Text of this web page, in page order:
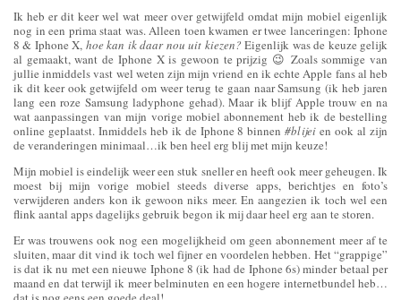
Ik heb er dit keer wel wat meer over getwijfeld omdat mijn mobiel eigenlijk
nog in een prima staat was. Alleen toen kwamen er twee lanceringen: Iphone
8 & Iphone X, hoe kan ik daar nou uit kiezen? Eigenlijk was de keuze gelijk
al gemaakt, want de Iphone X is gewoon te prijzig 😉 Zoals sommige van
jullie inmiddels vast wel weten zijn mijn vriend en ik echte Apple fans al heb
ik dit keer ook getwijfeld om weer terug te gaan naar Samsung (ik heb jaren
lang een roze Samsung ladyphone gehad). Maar ik blijf Apple trouw en na
wat aanpassingen van mijn vorige mobiel abonnement heb ik de bestelling
online geplaatst. Inmiddels heb ik de Iphone 8 binnen#blijei en ook al zijn
de veranderingen minimaal…ik ben heel erg blij met mijn keuze!
Mijn mobiel is eindelijk weer een stuk sneller en heeft ook meer geheugen. Ik
moest bij mijn vorige mobiel steeds diverse apps, berichtjes en foto’s
verwijderen anders kon ik gewoon niks meer. En aangezien ik toch wel een
flink aantal apps dagelijks gebruik begon ik mij daar heel erg aan te storen.
Er was trouwens ook nog een mogelijkheid om geen abonnement meer af te
sluiten, maar dit vind ik toch wel fijner en voordelen hebben. Het “grappige”
is dat ik nu met een nieuwe Iphone 8 (ik had de Iphone 6s) minder betaal per
maand en dat terwijl ik meer belminuten en een hogere internetbundel heb…